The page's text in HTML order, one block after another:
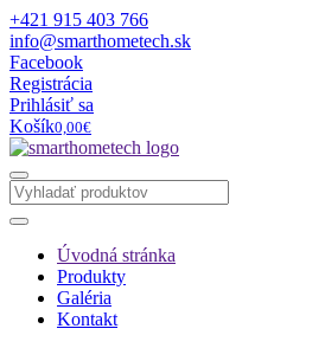
+421 915 403 766
info@smarthometech.sk
Facebook
Registrácia
Prihlásiť sa
Košík0,00€
Úvodná stránka
Produkty
Galéria
Kontakt